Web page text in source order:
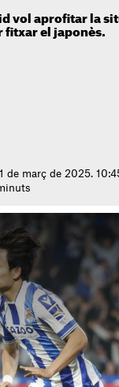
vol aprofitar la
fitxar el japonès.
de març de 2025.